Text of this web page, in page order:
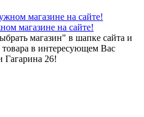
магазине на сайте!
магазин" в шапке сайта и
товара в интересующем Вас
Гагарина 26!